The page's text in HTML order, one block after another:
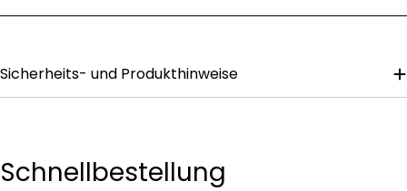
Sicherheits- und Produkthinweise
Schnellbestellung